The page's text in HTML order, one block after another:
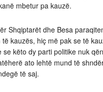
mbetur pa kauzë.
Shqiptarët dhe Besa
kauzës, hiç më pak se të
se këto dy parti politike nuk
ato lehtë mund të
të saj.